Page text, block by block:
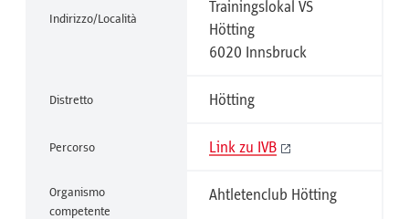
Indirizzo/Località
Trainingslokal VS
Hötting
6020 Innsbruck
Distretto Hötting
Percorso Link zu IVB
Organismo
competente
Ahtletenclub Hötting